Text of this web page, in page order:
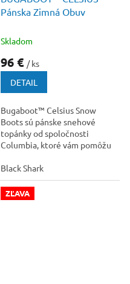
Pánska Zimná Obuv
Skladom
96 € / ks
DETAIL
Bugaboot™ Celsius Snow
Boots sú pánske snehové
topánky od spoločnosti
Columbia, ktoré vám pomôžu
Zvršok tohto modelu...
Black Shark
ZĽAVA